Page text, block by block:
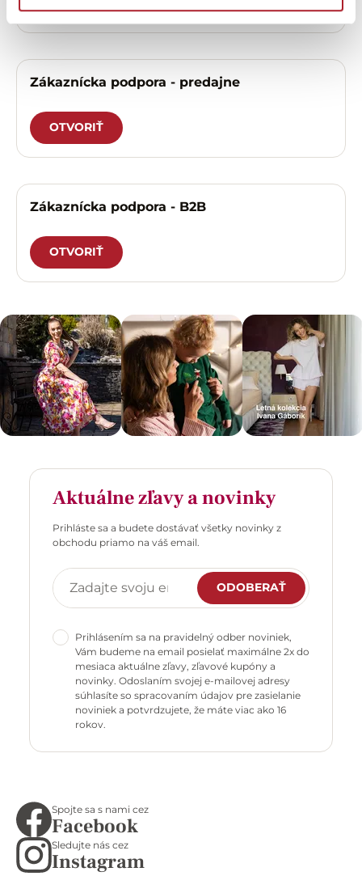
Zákaznícka podpora - predajne
OTVORIŤ
Zákaznícka podpora - B2B
OTVORIŤ
Aktuálne zľavy a novinky
Prihláste sa a budete dostávať všetky novinky z
obchodu priamo na váš email.
ODOBERAŤ
Prihlásením sa na pravidelný odber noviniek,
Vám budeme na email posielať maximálne 2x do
mesiaca aktuálne zľavy, zľavové kupóny a
novinky. Odoslaním svojej e-mailovej adresy
súhlasíte so spracovaním údajov pre zasielanie
noviniek a potvrdzujete, že máte viac ako 16
rokov.
Spojte sa s nami cez
Facebook
Sledujte nás cez
Instagram